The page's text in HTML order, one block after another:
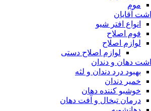
موم
آقایان
انواع افتر شیو
فوم اصلاح
لوازم اصلاح
لوازم اصلاح دستی
دهان و دندان
بهبود درد دندان و لثه
خمیر دندان
خوشبو کننده دهان
درمان تبخال و آفت دهان